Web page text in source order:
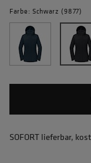
Farbe: Schwarz (9877)
SOFORT lieferbar,